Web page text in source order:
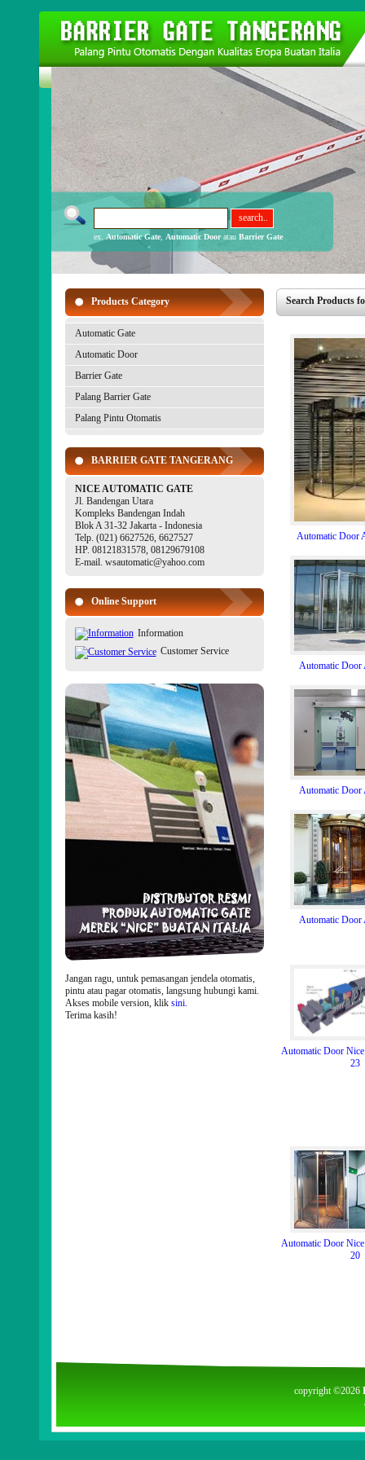
ex. Automatic Gate, Automatic Dooratau Barrier Gate
Products Category
Automatic Gate
Automatic Door
Barrier Gate
Palang Barrier Gate
Palang Pintu Otomatis
BARRIER GATE TANGERANG
NICE AUTOMATIC GATE
Jl. Bandengan Utara
Kompleks Bandengan Indah
Blok A 31-32 Jakarta - Indonesia
Telp. (021) 6627526, 6627527
HP. 08121831578, 08129679108
E-mail. wsautomatic@yahoo.com
Online Support
Information
Customer Service
Jangan ragu, untuk pemasangan jendela otomatis,
pintu atau pagar otomatis, langsung hubungi kami.
Akses mobile version, klik sini.
Terima kasih!
Search Products
Automatic Door
Automatic
Automatic
Automatic
Automatic Door Nice
23
Automatic Door Nice
20
copyright ©2026